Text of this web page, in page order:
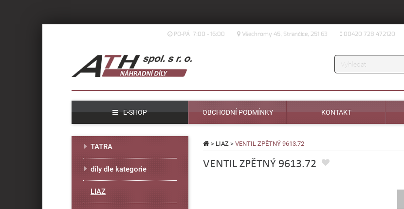
PO-PÁ 7:00 - 16:00 Všechromy 45, Strančice, 251 63 00420 728 472120
Vyhledávání
E-SHOP OBCHODNÍ PODMÍNKY KONTAKT
> LIAZ > VENTIL ZPĚTNÝ 9613.72
VENTIL ZPĚTNÝ 9613.72
TATRA
díly dle kategorie
LIAZ